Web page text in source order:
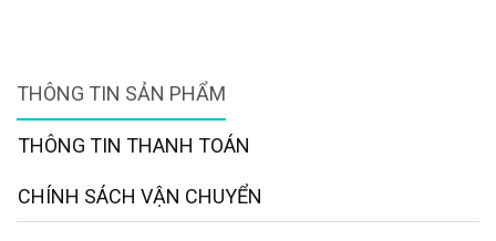
THÔNG TIN SẢN PHẨM
THÔNG TIN THANH TOÁN
CHÍNH SÁCH VẬN CHUYỂN